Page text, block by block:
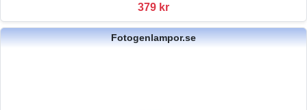
379 kr
Fotogenlampor.se